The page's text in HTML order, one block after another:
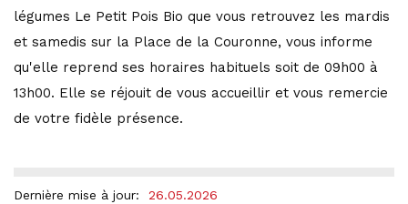
légumes Le Petit Pois Bio que vous retrouvez les mardis
et samedis sur la Place de la Couronne, vous informe
qu'elle reprend ses horaires habituels soit de 09h00 à
13h00. Elle se réjouit de vous accueillir et vous remercie
de votre fidèle présence.
Dernière mise à jour: 26.05.2026